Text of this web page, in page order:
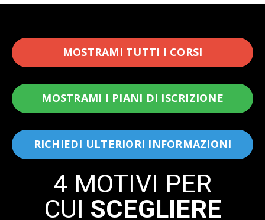
MOSTRAMI TUTTI I CORSI
MOSTRAMI I PIANI DI ISCRIZIONE
RICHIEDI ULTERIORI INFORMAZIONI
4 MOTIVI PER
CUI SCEGLIERE